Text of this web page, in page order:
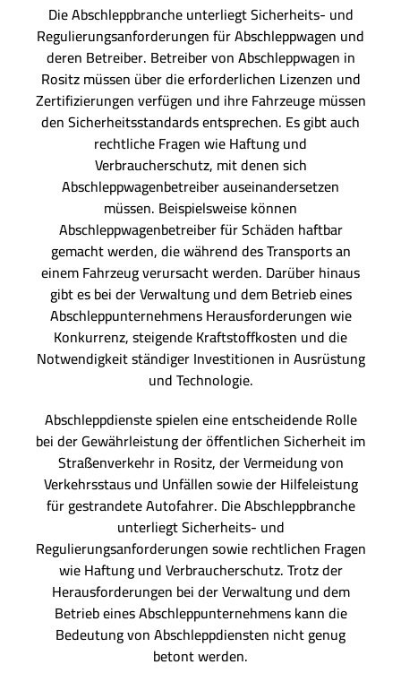
Die Abschleppbranche unterliegt Sicherheits- und
Regulierungsanforderungen für Abschleppwagen und
deren Betreiber. Betreiber von Abschleppwagen in
Rositz müssen über die erforderlichen Lizenzen und
Zertifizierungen verfügen und ihre Fahrzeuge müssen
den Sicherheitsstandards entsprechen. Es gibt auch
rechtliche Fragen wie Haftung und
Verbraucherschutz, mit denen sich
Abschleppwagenbetreiber auseinandersetzen
müssen. Beispielsweise können
Abschleppwagenbetreiber für Schäden haftbar
gemacht werden, die während des Transports an
einem Fahrzeug verursacht werden. Darüber hinaus
gibt es bei der Verwaltung und dem Betrieb eines
Abschleppunternehmens Herausforderungen wie
Konkurrenz, steigende Kraftstoffkosten und die
Notwendigkeit ständiger Investitionen in Ausrüstung
und Technologie.
Abschleppdienste spielen eine entscheidende Rolle
bei der Gewährleistung der öffentlichen Sicherheit im
Straßenverkehr in Rositz, der Vermeidung von
Verkehrsstaus und Unfällen sowie der Hilfeleistung
für gestrandete Autofahrer. Die Abschleppbranche
unterliegt Sicherheits- und
Regulierungsanforderungen sowie rechtlichen Fragen
wie Haftung und Verbraucherschutz. Trotz der
Herausforderungen bei der Verwaltung und dem
Betrieb eines Abschleppunternehmens kann die
Bedeutung von Abschleppdiensten nicht genug
betont werden.